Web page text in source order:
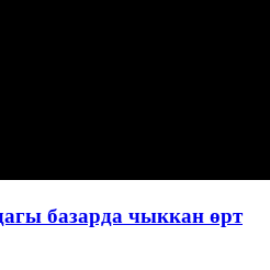
базарда чыккан өрт